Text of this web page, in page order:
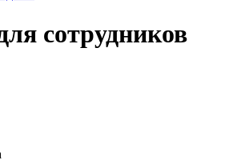
сотрудников